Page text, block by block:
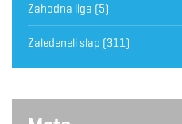
Zahodna liga (5)
Zaledeneli slap (311)